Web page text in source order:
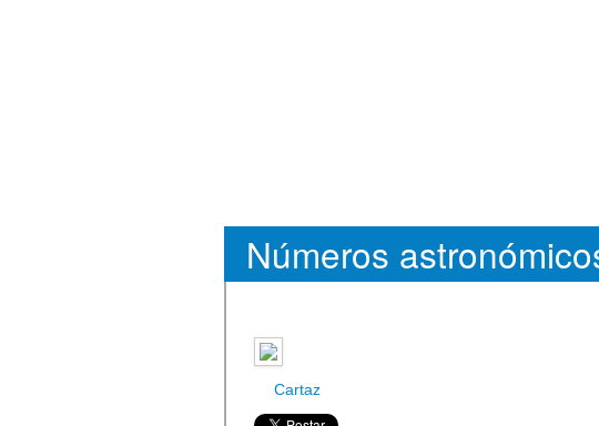
Números
Cartaz